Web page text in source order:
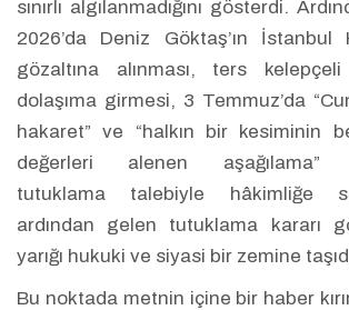
sınırlı algılanmadığını gösterdi.
2026’da Deniz Göktaş’ın İstanbul
gözaltına alınması, ters
dolaşıma girmesi, 3 Temmuz’da
hakaret” ve “halkın bir kesiminin
değerleri alenen aşağılama”
tutuklama talebiyle hâkimliğe
ardından gelen tutuklama kararı
yarığı hukuki ve siyasi bir zemine
Bu noktada metnin içine bir haber